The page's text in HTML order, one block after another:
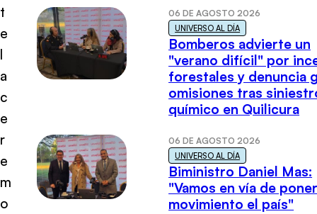
t
e
l
a
c
e
r
e
m
o
06 DE AGOSTO 2026
UNIVERSO AL DÍA
Bomberos advierte un
"verano difícil" por
forestales y denuncia
omisiones tras
químico en Quilicura
06 DE AGOSTO 2026
UNIVERSO AL DÍA
Biministro Daniel Mas:
"Vamos en vía de
movimiento el país"